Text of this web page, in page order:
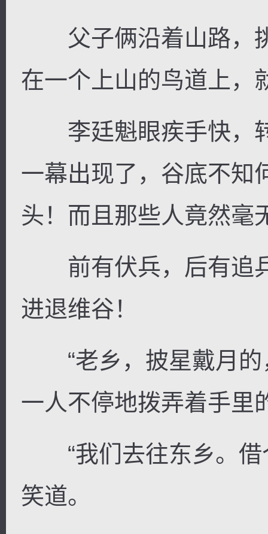
父子俩沿着山路，
在一个上山的鸟道上，
李廷魁眼疾手快，
一幕出现了，谷底不知
头！而且那些人竟然毫
前有伏兵，后有追
进退维谷！
“老乡，披星戴月的
一人不停地拨弄着手里
“我们去往东乡。借
笑道。